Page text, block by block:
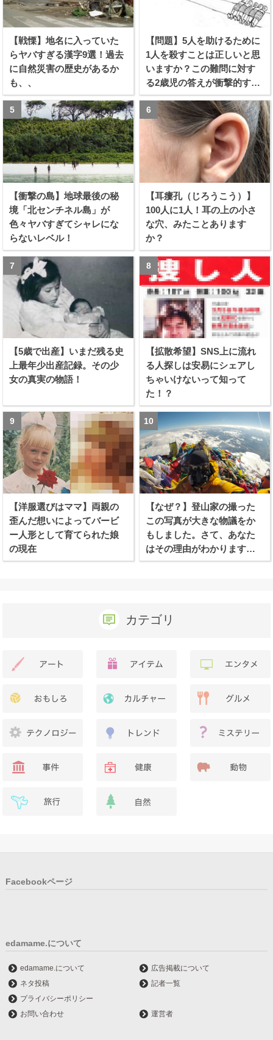
【戦慄】地名に入っていた
らヤバすぎる漢字9選！過去
に自然災害の歴史があるか
も、、
【問題】5人を助けるために
1人を殺すことは正しいと思
いますか？この難問に対す
る2歳児の答えが衝撃的すぎ
る！！
【衝撃の島】地球最後の秘
境「北センチネル島」が
色々ヤバすぎてシャレにな
らないレベル！
【耳瘻孔（じろうこう）】
100人に1人！耳の上の小さ
な穴、みたことあります
か？
【5歳で出産】いまだ残る史
上最年少出産記録。その少
女の真実の物語！
【拡散希望】SNS上に流れ
る人探しは安易にシェアし
ちゃいけないって知って
た！？
【洋服選びはママ】両親の
歪んだ想いによってバービ
ー人形として育てられた娘
の現在
【なぜ？】登山家の撮った
この写真が大きな物議をか
もしました。さて、あなた
はその理由がわかります
か？
カテゴリ
Facebookページ
edamame.について
edamame.について
広告掲載について
ネタ投稿
記者一覧
プライバシーポリシー
お問い合わせ
運営者